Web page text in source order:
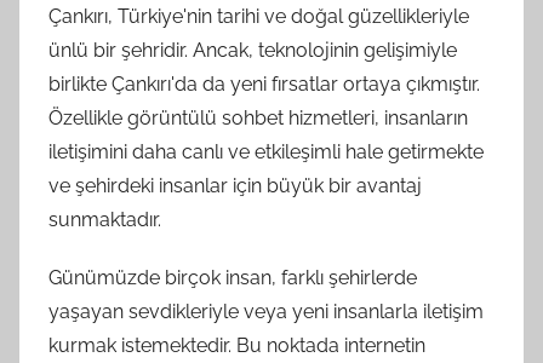
Çankırı, Türkiye'nin tarihi ve doğal güzellikleriyle
ünlü bir şehridir. Ancak, teknolojinin gelişimiyle
birlikte Çankırı'da da yeni fırsatlar ortaya çıkmıştır.
Özellikle görüntülü sohbet hizmetleri, insanların
iletişimini daha canlı ve etkileşimli hale getirmekte
ve şehirdeki insanlar için büyük bir avantaj
sunmaktadır.
Günümüzde birçok insan, farklı şehirlerde
yaşayan sevdikleriyle veya yeni insanlarla iletişim
kurmak istemektedir. Bu noktada internetin